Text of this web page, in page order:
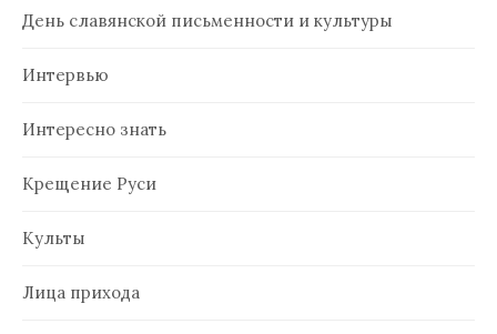
День славянской письменности и культуры
Интервью
Интересно знать
Крещение Руси
Культы
Лица прихода